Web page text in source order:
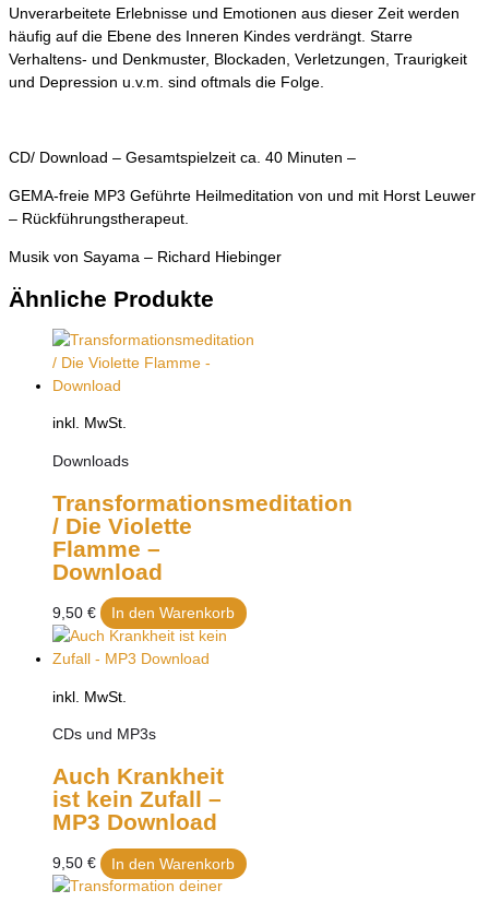
Unverarbeitete Erlebnisse und Emotionen aus dieser Zeit werden
häufig auf die Ebene des Inneren Kindes verdrängt. Starre
Verhaltens- und Denkmuster, Blockaden, Verletzungen, Traurigkeit
und Depression u.v.m. sind oftmals die Folge.
CD/ Download – Gesamtspielzeit ca. 40 Minuten –
GEMA-freie MP3 Geführte Heilmeditation von und mit Horst Leuwer
– Rückführungstherapeut.
Musik von Sayama – Richard Hiebinger
Ähnliche Produkte
inkl. MwSt.
Downloads
Transformationsmeditation
/ Die Violette
Flamme –
Download
9,50 € In den Warenkorb
inkl. MwSt.
CDs und MP3s
Auch Krankheit
ist kein Zufall –
MP3 Download
9,50 € In den Warenkorb